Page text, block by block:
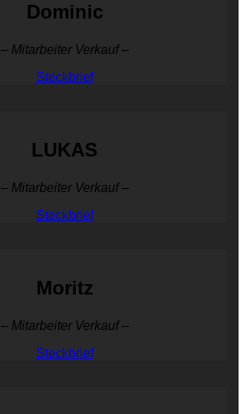
Dominic
– Mitarbeiter Verkauf –
Steckbrief
LUKAS
– Mitarbeiter Verkauf –
Steckbrief
Moritz
– Mitarbeiter Verkauf –
Steckbrief